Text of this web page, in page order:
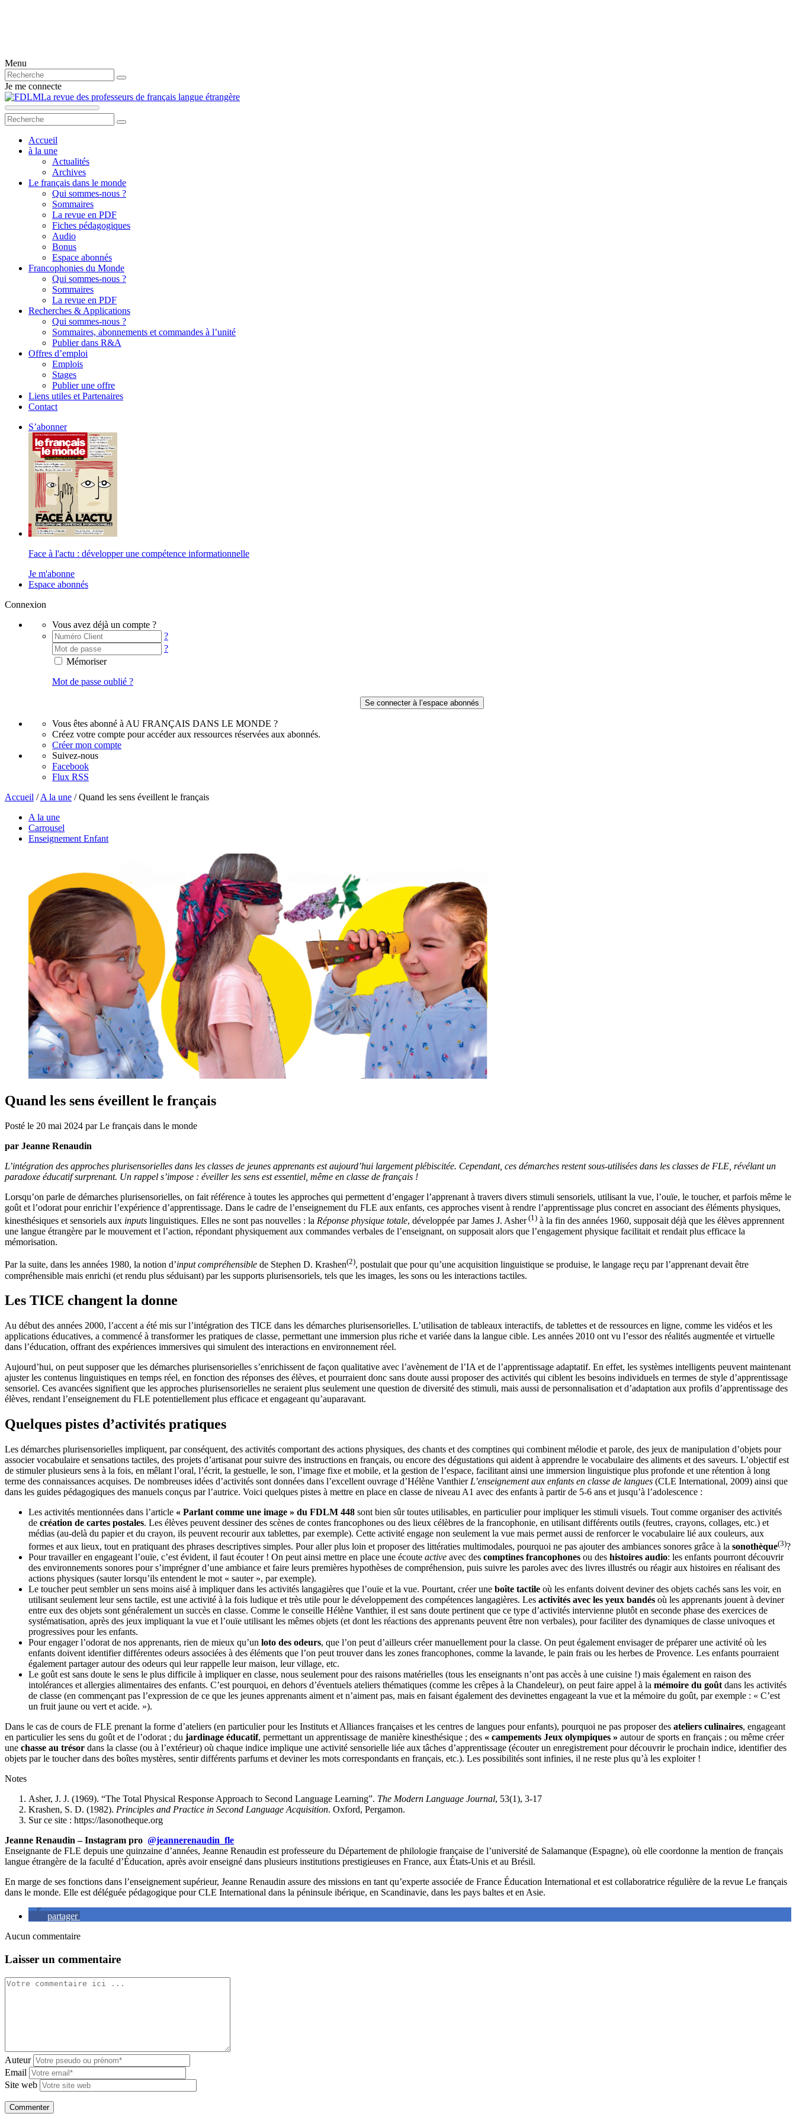
Menu
Je me connecte
La revue des professeurs de français langue étrangère
Accueil
à la une
Actualités
Archives
Le français dans le monde
Qui sommes-nous ?
Sommaires
La revue en PDF
Fiches pédagogiques
Audio
Bonus
Espace abonnés
Francophonies du Monde
Qui sommes-nous ?
Sommaires
La revue en PDF
Recherches & Applications
Qui sommes-nous ?
Sommaires, abonnements et commandes à l’unité
Publier dans R&A
Offres d’emploi
Emplois
Stages
Publier une offre
Liens utiles et Partenaires
Contact
S’abonner
Face à l'actu : développer une compétence informationnelle
Je m'abonne
Espace abonnés
Connexion
Vous avez déjà un compte ?
?
?
Mémoriser
Mot de passe oublié ?
Vous êtes abonné à AU FRANÇAIS DANS LE MONDE ?
Créez votre compte pour accéder aux ressources réservées aux abonnés.
Créer mon compte
Suivez-nous
Facebook
Flux RSS
Accueil /A la une /Quand les sens éveillent le français
A la une
Carrousel
Enseignement Enfant
Quand les sens éveillent le français
Posté le 20 mai 2024 par Le français dans le monde
par Jeanne Renaudin
L’intégration des approches plurisensorielles dans les classes de jeunes apprenants est aujourd’hui largement plébiscitée. Cependant, ces démarches restent sous-utilisées dans les classes de FLE, révélant un
paradoxe éducatif surprenant. Un rappel s’impose : éveiller les sens est essentiel, même en classe de français !
Lorsqu’on parle de démarches plurisensorielles, on fait référence à toutes les approches qui permettent d’engager l’apprenant à travers divers stimuli sensoriels, utilisant la vue, l’ouïe, le toucher, et parfois même le
goût et l’odorat pour enrichir l’expérience d’apprentissage. Dans le cadre de l’enseignement du FLE aux enfants, ces approches visent à rendre l’apprentissage plus concret en associant des éléments physiques,
kinesthésiques et sensoriels aux inputs linguistiques. Elles ne sont pas nouvelles : la Réponse physique totale, développée par James J. Asher(1) à la fin des années 1960, supposait déjà que les élèves apprennent
une langue étrangère par le mouvement et l’action, répondant physiquement aux commandes verbales de l’enseignant, on supposait alors que l’engagement physique facilitait et rendait plus efficace la
mémorisation.
Par la suite, dans les années 1980, la notion d’input compréhensible de Stephen D. Krashen(2), postulait que pour qu’une acquisition linguistique se produise, le langage reçu par l’apprenant devait être
compréhensible mais enrichi (et rendu plus séduisant) par les supports plurisensoriels, tels que les images, les sons ou les interactions tactiles.
Les TICE changent la donne
Au début des années 2000, l’accent a été mis sur l’intégration des TICE dans les démarches plurisensorielles. L’utilisation de tableaux interactifs, de tablettes et de ressources en ligne, comme les vidéos et les
applications éducatives, a commencé à transformer les pratiques de classe, permettant une immersion plus riche et variée dans la langue cible. Les années 2010 ont vu l’essor des réalités augmentée et virtuelle
dans l’éducation, offrant des expériences immersives qui simulent des interactions en environnement réel.
Aujourd’hui, on peut supposer que les démarches plurisensorielles s’enrichissent de façon qualitative avec l’avènement de l’IA et de l’apprentissage adaptatif. En effet, les systèmes intelligents peuvent maintenant
ajuster les contenus linguistiques en temps réel, en fonction des réponses des élèves, et pourraient donc sans doute aussi proposer des activités qui ciblent les besoins individuels en termes de style d’apprentissage
sensoriel. Ces avancées signifient que les approches plurisensorielles ne seraient plus seulement une question de diversité des stimuli, mais aussi de personnalisation et d’adaptation aux profils d’apprentissage des
élèves, rendant l’enseignement du FLE potentiellement plus efficace et engageant qu’auparavant.
Quelques pistes d’activités pratiques
Les démarches plurisensorielles impliquent, par conséquent, des activités comportant des actions physiques, des chants et des comptines qui combinent mélodie et parole, des jeux de manipulation d’objets pour
associer vocabulaire et sensations tactiles, des projets d’artisanat pour suivre des instructions en français, ou encore des dégustations qui aident à apprendre le vocabulaire des aliments et des saveurs. L’objectif est
de stimuler plusieurs sens à la fois, en mêlant l’oral, l’écrit, la gestuelle, le son, l’image fixe et mobile, et la gestion de l’espace, facilitant ainsi une immersion linguistique plus profonde et une rétention à long
terme des connaissances acquises. De nombreuses idées d’activités sont données dans l’excellent ouvrage d’Hélène Vanthier L’enseignement aux enfants en classe de langues (CLE International, 2009) ainsi que
dans les guides pédagogiques des manuels conçus par l’autrice. Voici quelques pistes à mettre en place en classe de niveau A1 avec des enfants à partir de 5-6 ans et jusqu’à l’adolescence :
Les activités mentionnées dans l’article « Parlant comme une image » du FDLM 448 sont bien sûr toutes utilisables, en particulier pour impliquer les stimuli visuels. Tout comme organiser des activités
de création de cartes postales. Les élèves peuvent dessiner des scènes de contes francophones ou des lieux célèbres de la francophonie, en utilisant différents outils (feutres, crayons, collages, etc.) et
médias (au-delà du papier et du crayon, ils peuvent recourir aux tablettes, par exemple). Cette activité engage non seulement la vue mais permet aussi de renforcer le vocabulaire lié aux couleurs, aux
formes et aux lieux, tout en pratiquant des phrases descriptives simples. Pour aller plus loin et proposer des littératies multimodales, pourquoi ne pas ajouter des ambiances sonores grâce à la sonothèque(3)?
Pour travailler en engageant l’ouïe, c’est évident, il faut écouter ! On peut ainsi mettre en place une écoute active avec des comptines francophones ou des histoires audio: les enfants pourront découvrir
des environnements sonores pour s’imprégner d’une ambiance et faire leurs premières hypothèses de compréhension, puis suivre les paroles avec des livres illustrés ou réagir aux histoires en réalisant des
actions physiques (sauter lorsqu’ils entendent le mot « sauter », par exemple).
Le toucher peut sembler un sens moins aisé à impliquer dans les activités langagières que l’ouïe et la vue. Pourtant, créer une boîte tactile où les enfants doivent deviner des objets cachés sans les voir, en
utilisant seulement leur sens tactile, est une activité à la fois ludique et très utile pour le développement des compétences langagières. Les activités avec les yeux bandés où les apprenants jouent à deviner
entre eux des objets sont généralement un succès en classe. Comme le conseille Hélène Vanthier, il est sans doute pertinent que ce type d’activités intervienne plutôt en seconde phase des exercices de
systématisation, après des jeux impliquant la vue et l’ouïe utilisant les mêmes objets (et dont les réactions des apprenants peuvent être non verbales), pour faciliter des dynamiques de classe univoques et
progressives pour les enfants.
Pour engager l’odorat de nos apprenants, rien de mieux qu’un loto des odeurs, que l’on peut d’ailleurs créer manuellement pour la classe. On peut également envisager de préparer une activité où les
enfants doivent identifier différentes odeurs associées à des éléments que l’on peut trouver dans les zones francophones, comme la lavande, le pain frais ou les herbes de Provence. Les enfants pourraient
également partager autour des odeurs qui leur rappelle leur maison, leur village, etc.
Le goût est sans doute le sens le plus difficile à impliquer en classe, nous seulement pour des raisons matérielles (tous les enseignants n’ont pas accès à une cuisine !) mais également en raison des
intolérances et allergies alimentaires des enfants. C’est pourquoi, en dehors d’éventuels ateliers thématiques (comme les crêpes à la Chandeleur), on peut faire appel à la mémoire du goûtdans les activités
de classe (en commençant pas l’expression de ce que les jeunes apprenants aiment et n’aiment pas, mais en faisant également des devinettes engageant la vue et la mémoire du goût, par exemple : « C’est
un fruit jaune ou vert et acide. »).
Dans le cas de cours de FLE prenant la forme d’ateliers (en particulier pour les Instituts et Alliances françaises et les centres de langues pour enfants), pourquoi ne pas proposer des ateliers culinaires, engageant
en particulier les sens du goût et de l’odorat ; du jardinage éducatif, permettant un apprentissage de manière kinesthésique ; des « campements Jeux olympiques » autour de sports en français ; ou même créer
une chasse au trésor dans la classe (ou à l’extérieur) où chaque indice implique une activité sensorielle liée aux tâches d’apprentissage (écouter un enregistrement pour découvrir le prochain indice, identifier des
objets par le toucher dans des boîtes mystères, sentir différents parfums et deviner les mots correspondants en français, etc.). Les possibilités sont infinies, il ne reste plus qu’à les exploiter !
Notes
Asher, J. J. (1969). “The Total Physical Response Approach to Second Language Learning”. The Modern Language Journal, 53(1), 3-17
Krashen, S. D. (1982). Principles and Practice in Second Language Acquisition. Oxford, Pergamon.
Sur ce site : https://lasonotheque.org
Jeanne Renaudin – Instagram pro @jeannerenaudin_fle
Enseignante de FLE depuis une quinzaine d’années, Jeanne Renaudin est professeure du Département de philologie française de l’université de Salamanque (Espagne), où elle coordonne la mention de français
langue étrangère de la faculté d’Éducation, après avoir enseigné dans plusieurs institutions prestigieuses en France, aux États-Unis et au Brésil.
En marge de ses fonctions dans l’enseignement supérieur, Jeanne Renaudin assure des missions en tant qu’experte associée de France Éducation International et est collaboratrice régulière de la revue Le français
dans le monde. Elle est déléguée pédagogique pour CLE International dans la péninsule ibérique, en Scandinavie, dans les pays baltes et en Asie.
partager
Aucun commentaire
Laisser un commentaire
Auteur
Email
Site web